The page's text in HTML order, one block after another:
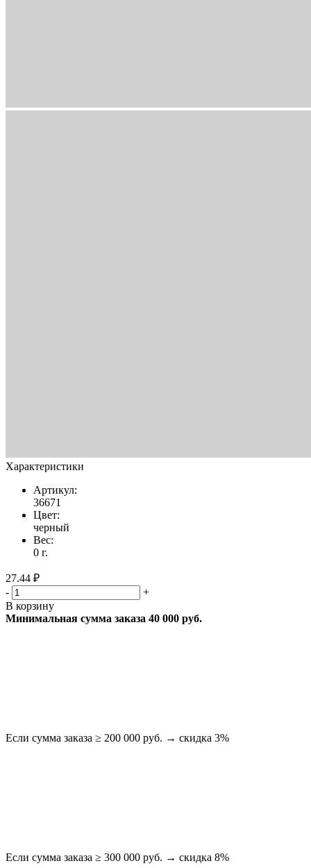
Характеристики
Артикул:
36671
Цвет:
черный
Вес:
0 г.
27.44 ₽
-
+
В корзину
Минимальная сумма заказа 40 000 руб.
Если сумма заказа ≥ 200 000 руб. → скидка 3%
Если сумма заказа ≥ 300 000 руб. → скидка 8%